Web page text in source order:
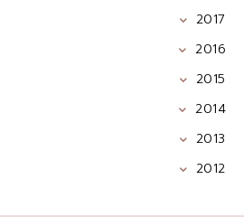
2017
2016
2015
2014
2013
2012